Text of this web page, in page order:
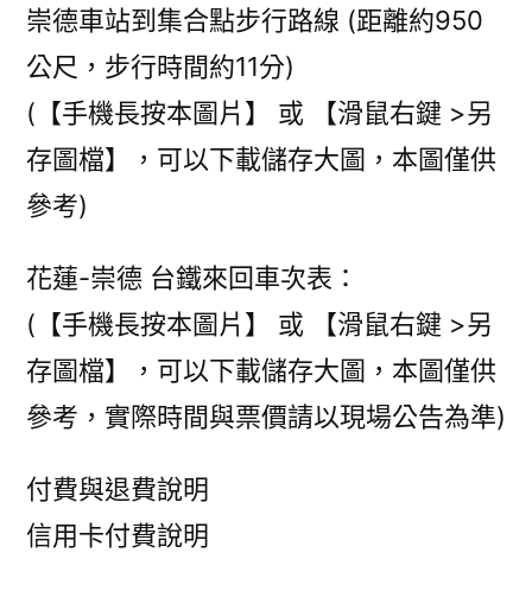
崇德車站到集合點步行路線 (距離約950
公尺，步行時間約11分)
(【手機長按本圖片】 或 【滑鼠右鍵 >另
存圖檔】，可以下載儲存大圖，本圖僅供
參考)
花蓮-崇德 台鐵來回車次表：
(【手機長按本圖片】 或 【滑鼠右鍵 >另
存圖檔】，可以下載儲存大圖，本圖僅供
參考，實際時間與票價請以現場公告為準)
付費與退費說明
信用卡付費說明